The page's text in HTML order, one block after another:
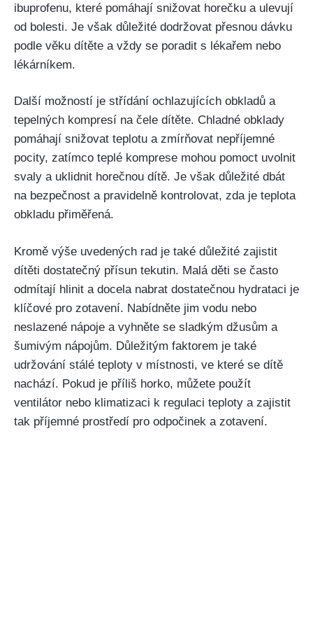
ibuprofenu, které pomáhají snižovat horečku a ulevují
od bolesti. ⁢Je však důležité dodržovat přesnou dávku
podle věku dítěte a vždy se poradit s lékařem nebo
lékárníkem.
Další možností je​ střídání ochlazujících obkladů a
tepelných kompresí na čele dítěte. Chladné obklady
pomáhají snižovat teplotu a zmírňovat nepříjemné
⁢pocity, zatímco teplé komprese mohou pomoct uvolnit⁤
svaly a uklidnit horečnou dítě. Je‍ však důležité dbát
na ⁤bezpečnost a pravidelně kontrolovat, zda je teplota
obkladu přiměřená.
Kromě výše uvedených rad je také důležité zajistit
dítěti dostatečný přísun tekutin. ‍Malá děti se často
odmítají hlinit a docela nabrat dostatečnou hydrataci je
klíčové pro zotavení. Nabídněte jim‌ vodu nebo
neslazené nápoje a vyhněte se sladkým džusům a
šumivým nápojům. Důležitým faktorem je také
udržování ⁢stálé teploty v místnosti, ve které ‍se dítě
nachází. Pokud⁣ je⁣ příliš horko, můžete použít
ventilátor nebo klimatizaci k regulaci teploty a zajistit
⁣tak příjemné prostředí pro odpočinek a zotavení.